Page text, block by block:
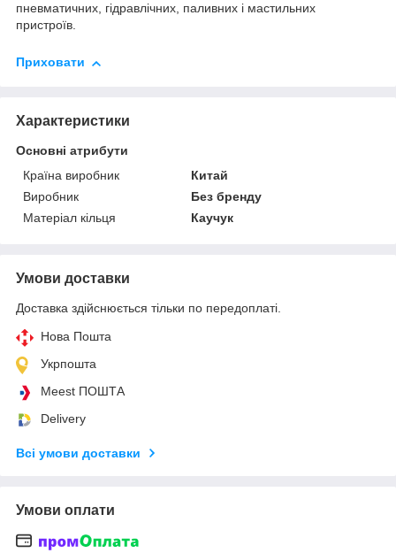
пневматичних, гідравлічних, паливних і мастильних
пристроїв.
Приховати
Характеристики
Основні атрибути
Країна виробник
Китай
Виробник
Без бренду
Матеріал кільця
Каучук
Умови доставки
Доставка здійснюється тільки по передоплаті.
Нова Пошта
Укрпошта
Meest ПОШТА
Delivery
Всі умови доставки
Умови оплати